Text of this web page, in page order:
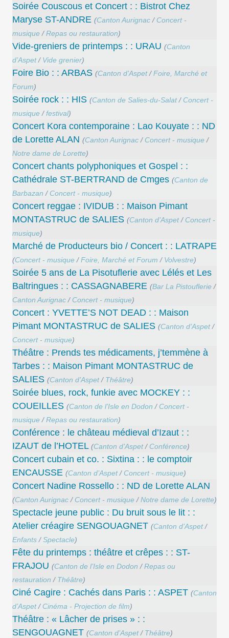
Soirée Couscous et Concert : : Bistrot Chez
Maryse ST-ANDRE (Canton Aurignac / Concert -
musique /Repas ou restauration)
Vide-greniers de printemps : : URAU (Canton
d’Aspet/ Vide grenier)
Foire Bio : : ARBAS (Canton d’Aspet/Foire, Marché et
Forum)
Soirée rock : : HIS (Canton de Salies-du-Salat/ Concert -
musique /festival)
Concert Kora contemporaine : Lao Kouyate : : ND
de Lorette ALAN (Canton Aurignac / Concert - musique /
Notre dame de Lorette)
Concert chants polyphoniques et Gospel : :
Cathédrale ST-BERTRAND de Cmges (Canton de
Barbazan / Concert - musique)
Concert reggae : IVIDUB : : Maison Pimant
MONTASTRUC de SALIES (Canton d’Aspet/ Concert -
musique)
Marché de Producteurs bio / Concert : : LATRAPE
(Concert - musique /Foire, Marché et Forum / Volvestre)
Soirée 5 ans de La Pisotuflerie avec Lélés et Les
Baltringues : : CASSAGNABERE (Bar La Pistouflerie /
Canton Aurignac / Concert - musique)
Concert : YVETTE’S NOT DEAD : : Maison
Pimant MONTASTRUC de SALIES (Canton d’Aspet/
Concert - musique)
Théâtre : Prends tes médicaments, j’temmène à
Tarbes : : Maison Pimant MONTASTRUC de
SALIES (Canton d’Aspet/ Théâtre)
Soirée blues, rock, funkie avec MOCKEY : :
COUEILLES (Canton de l’Isle en Dodon / Concert -
musique /Repas ou restauration)
Conférence : le château médieval d’Izaut : :
IZAUT de l’HOTEL (Canton d’Aspet/ Conférence)
Concert cubain et co. : Sixtina : : le comptoir
ENCAUSSE (Canton d’Aspet/ Concert - musique)
Concert Nadine Rossello : : ND de Lorette ALAN
(Canton Aurignac / Concert - musique /Notre dame de Lorette)
Spectacle jeune public : Du bruit sous le lit : :
Atelier créagire SENGOUAGNET (Canton d’Aspet/
Enfants /Spectacle)
Fête du printemps : théâtre et crêpes : : ST-
FRAJOU (Canton de l’Isle en Dodon /Repas ou
restauration / Théâtre)
Ciné Cagire : Cachés dans Paris : : ASPET (Canton
d’Aspet/ Cinéma - Projection de film)
Théâtre : « Lâcher de prises » : :
SENGOUAGNET (Canton d’Aspet/ Théâtre)